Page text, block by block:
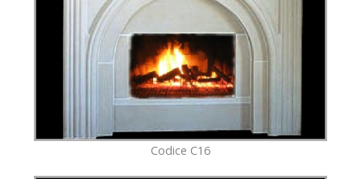
Codice C16